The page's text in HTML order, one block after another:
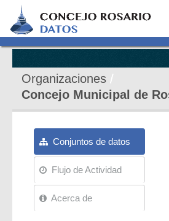
Organizaciones
Concejo Municipal de
Conjuntos de datos
Flujo de Actividad
Acerca de